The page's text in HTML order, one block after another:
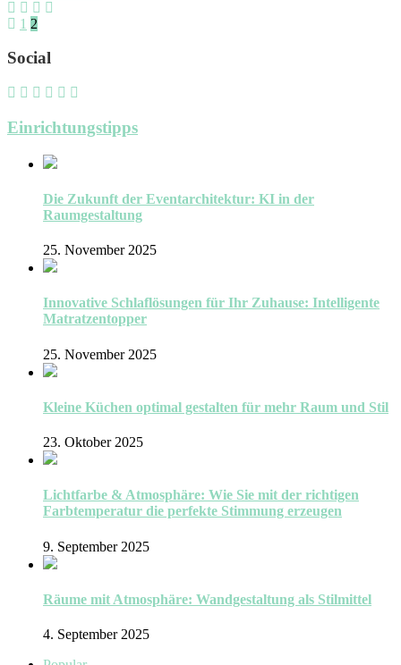
Seitennummerierung
der
Previous
Page
1 Page
2
Social
Einrichtungstipps
Die Zukunft der Eventarchitektur: KI in der
Raumgestaltung
25. November 2025
Innovative Schlaflösungen für Ihr Zuhause: Intelligente
Matratzentopper
25. November 2025
Kleine Küchen optimal gestalten für mehr Raum und Stil
23. Oktober 2025
Lichtfarbe & Atmosphäre: Wie Sie mit der richtigen
Farbtemperatur die perfekte Stimmung erzeugen
9. September 2025
Räume mit Atmosphäre: Wandgestaltung als Stilmittel
4. September 2025